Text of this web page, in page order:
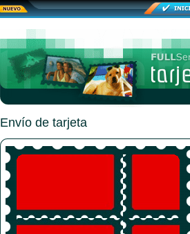
Envío de tarjeta